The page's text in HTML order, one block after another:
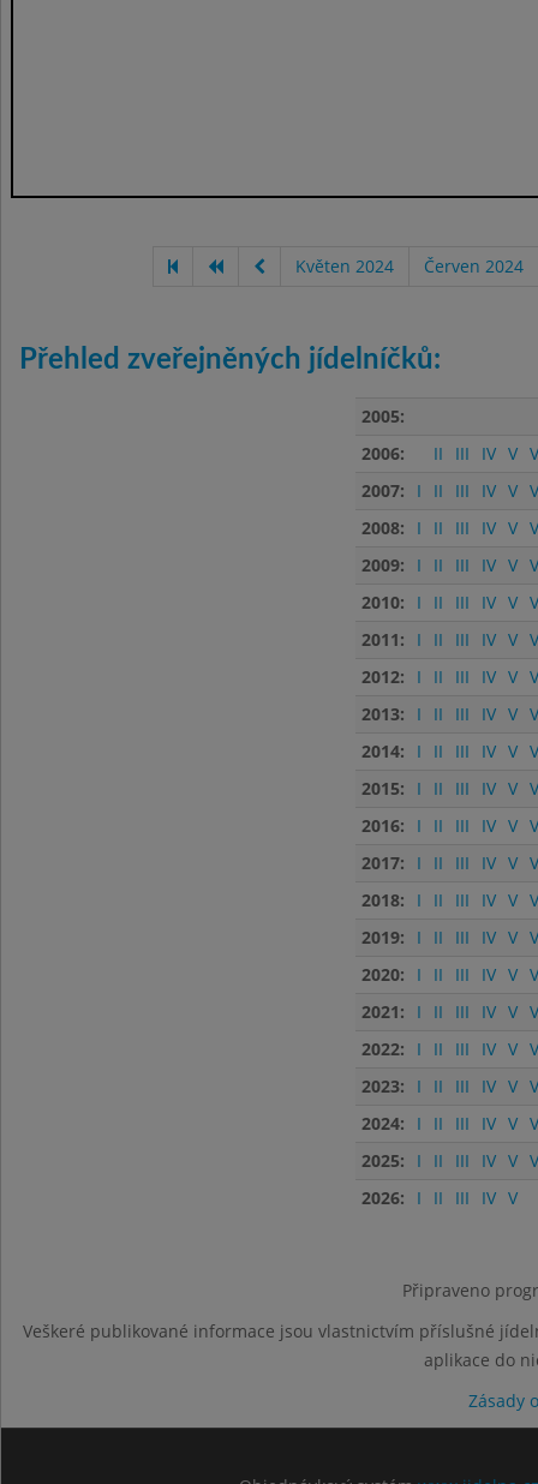
Květen 2024 Červen 2024
Přehled zveřejněných jídelníčků:
2005:
2006:
II III IV V
2007:
I II III IV V
2008:
I II III IV V
2009:
I II III IV V
2010:
I II III IV V
2011:
I II III IV V
2012:
I II III IV V
2013:
I II III IV V
2014:
I II III IV V
2015:
I II III IV V
2016:
I II III IV V
2017:
I II III IV V
2018:
I II III IV V
2019:
I II III IV V
2020:
I II III IV V
2021:
I II III IV V
2022:
I II III IV V
2023:
I II III IV V
2024:
I II III IV V
2025:
I II III IV V
2026:
I II III IV V
Připraveno
Veškeré publikované informace jsou vlastnictvím příslušné
aplikace do
Zásady